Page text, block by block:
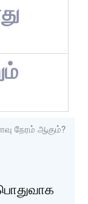
நேரம் ஆகும்?